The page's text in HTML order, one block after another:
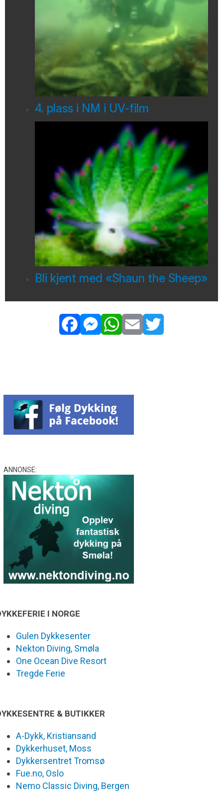
4. plass i NM i UV-film
Bli kjent med «Shaun the Sheep»
ANNONSE:
I NORGE
Gulen Dykkesenter
Nekton Diving, Smøla
One Ocean Dive Resort
Tregde Ferie
& BUTIKKER
A-Dykk, Kristiansand
Dykkerhuset, Moss
Dykkersentret Tromsø
Fue.no, Oslo
Nemo Classic Diving, Bergen